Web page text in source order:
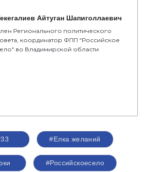
Айтуган Шапиголлаевич
Регионального политического
координатор ФПП "Российское
во Владимирской области
#Елка желаний
#Российскоесело